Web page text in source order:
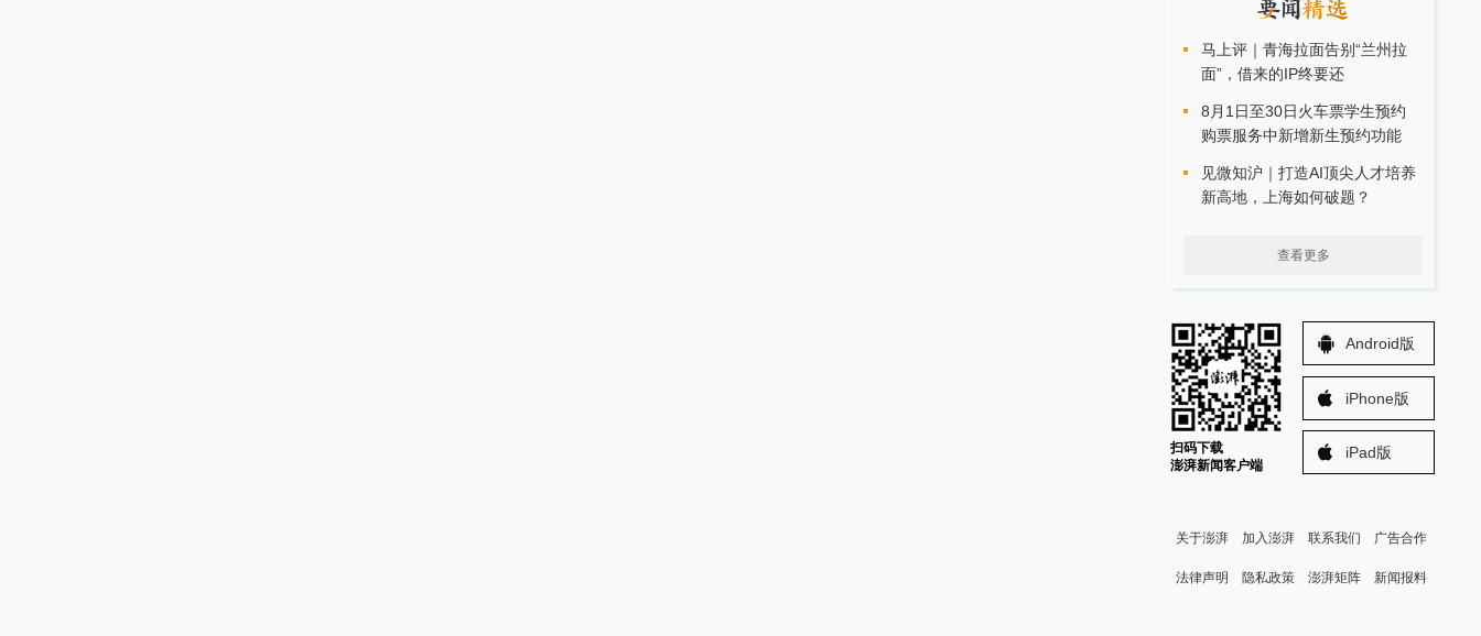
马上评｜青海拉面告别“兰州拉
面”，借来的IP终要还
8月1日至30日火车票学生预约
购票服务中新增新生预约功能
见微知沪｜打造AI顶尖人才培养
新高地，上海如何破题？
查看更多
扫码下载
澎湃新闻客户端
Android版
iPhone版
iPad版
关于澎湃 加入澎湃 联系我们 广告合作
法律声明 隐私政策 澎湃矩阵 新闻报料